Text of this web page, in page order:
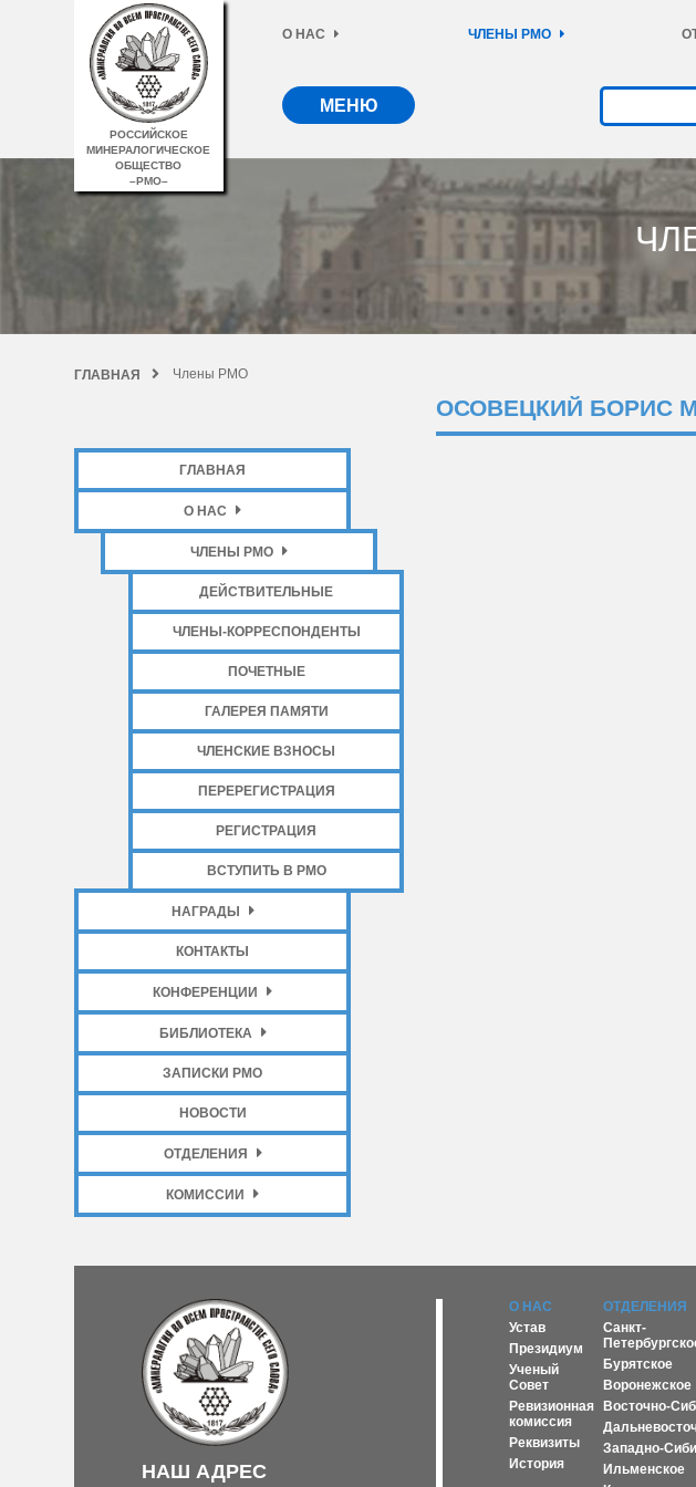
РОССИЙСКОЕ
МИНЕРАЛОГИЧЕСКОЕ
ОБЩЕСТВО
–РМО–
О НАС ЧЛЕНЫ РМО
МЕНЮ
ГЛАВНАЯ Члены РМО
ГЛАВНАЯ
О НАС
ЧЛЕНЫ РМО
ДЕЙСТВИТЕЛЬНЫЕ
ЧЛЕНЫ-КОРРЕСПОНДЕНТЫ
ПОЧЕТНЫЕ
ГАЛЕРЕЯ ПАМЯТИ
ЧЛЕНСКИЕ ВЗНОСЫ
ПЕРЕРЕГИСТРАЦИЯ
РЕГИСТРАЦИЯ
ВСТУПИТЬ В РМО
НАГРАДЫ
КОНТАКТЫ
КОНФЕРЕНЦИИ
БИБЛИОТЕКА
ЗАПИСКИ РМО
НОВОСТИ
ОТДЕЛЕНИЯ
КОМИССИИ
ОСОВЕЦКИЙ БОРИС
НАШ АДРЕС
О НАС
Устав
Президиум
Ученый
Совет
Ревизионная
комиссия
Реквизиты
История
ОТДЕЛЕНИЯ
Санкт-
Бурятское
Воронежское
Восточно-
Западно-
Ильменское